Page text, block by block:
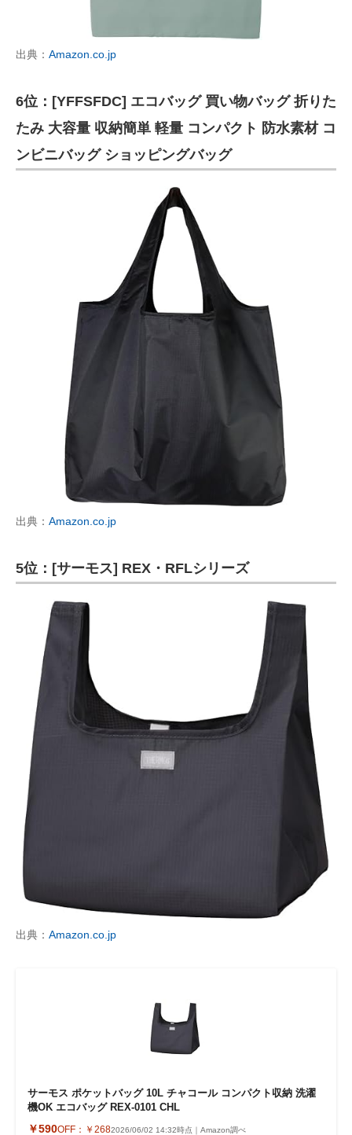
出典： Amazon.co.jp
6位：[YFFSFDC] エコバッグ 買い物バッグ 折りた
たみ 大容量 収納簡単 軽量 コンパクト 防水素材 コ
ンビニバッグ ショッピングバッグ
出典： Amazon.co.jp
5位：[サーモス] REX・RFLシリーズ
出典： Amazon.co.jp
サーモス ポケットバッグ 10L チャコール コンパクト収納 洗濯
機OK エコバッグ REX-0101 CHL
￥590OFF： ￥2682026/06/02 14:32時点｜Amazon調べ